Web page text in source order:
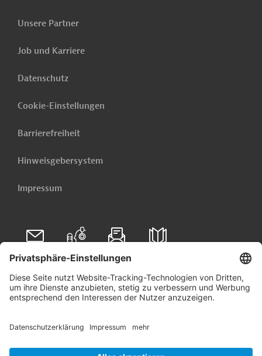
Unsere Partner
Job und Karriere
Datenschutz
Cookie-Einstellungen
Barrierefreiheit
Hinweisgebersystem
Impressum
Folgen Sie uns auf
Linkedin